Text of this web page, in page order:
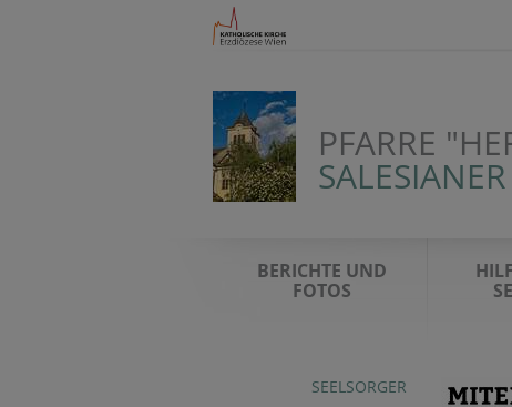
PFARRE
BERICHTE UND
FOTOS
SEELSORGER